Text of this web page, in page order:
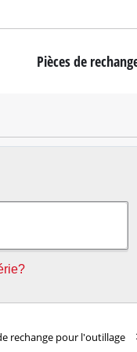
Pièces de
Mini-tournevis
Tournevis
Marteau rotatif
Perceuse à
Machines de
rechange pour l'outillage